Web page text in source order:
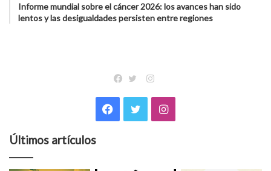
Informe mundial sobre el cáncer 2026: los avances han sido
lentos y las desigualdades persisten entre regiones
Instagram
Facebook
TwitterInstagram
Últimos artículos